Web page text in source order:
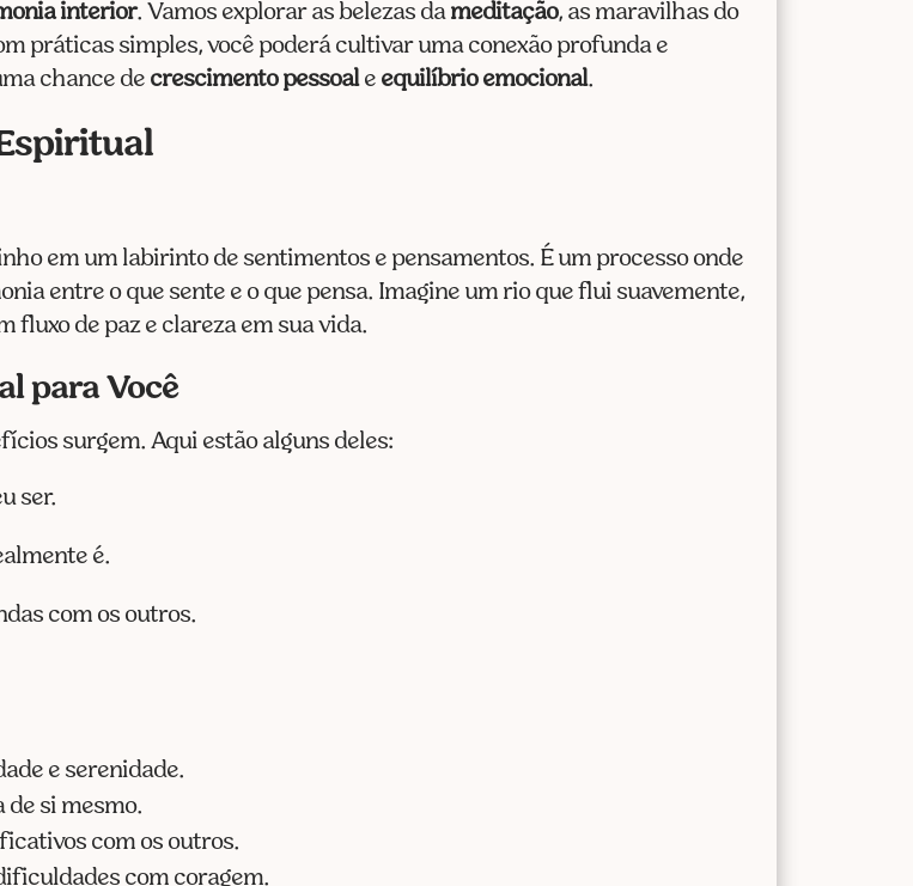
cima
ou
diminuir
o
volume.
interior. Vamos explorar as belezas da meditação, as maravilhas do
práticas simples, você poderá cultivar uma conexão profunda e
chance de crescimento pessoale equilíbrio emocional.
em um labirinto de sentimentos e pensamentos. É um processo onde
entre o que sente e o que pensa. Imagine um rio que flui suavemente,
fluxo de paz e clareza em sua vida.
para Você
surgem. Aqui estão alguns deles:
ser.
é.
com os outros.
e serenidade.
de si mesmo.
com os outros.
com coragem.